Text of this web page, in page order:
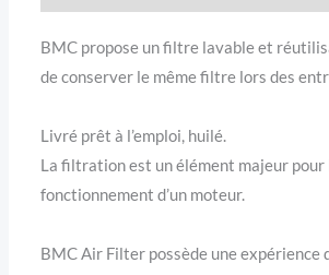
BMC propose un filtre lavable et
de conserver le même filtre lors des
Livré prêt à l’emploi, huilé.
La filtration est un élément majeur pour
fonctionnement d’un moteur.
BMC Air Filter possède une expérience